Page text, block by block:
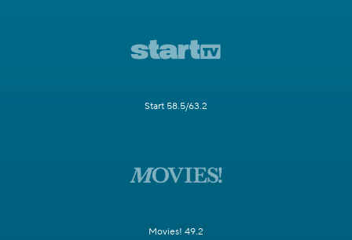
Start 58.5/63.2
Movies! 49.2